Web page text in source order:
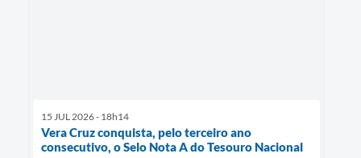
15 JUL 2026 - 18h14
Vera Cruz conquista, pelo terceiro ano
consecutivo, o Selo Nota A do Tesouro Nacional